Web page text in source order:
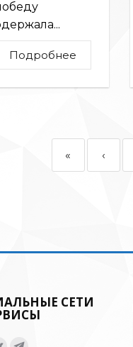
Подробнее
« ‹
СЕТИ